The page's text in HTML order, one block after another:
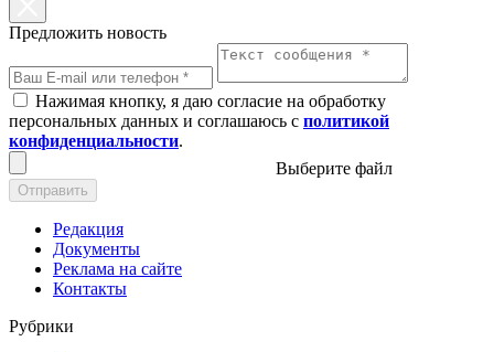
Предложить новость
Нажимая кнопку, я даю согласие на обработку
персональных данных и соглашаюсь с политикой
конфиденциальности.
Выберите файл
Отправить
Редакция
Документы
Реклама на сайте
Контакты
Рубрики